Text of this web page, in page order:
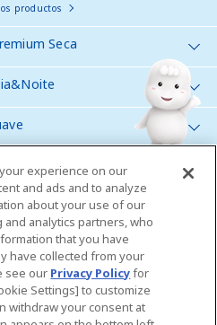
productos
Seca
Latam
Mapa do site
experience on our
and ads and to analyze
about your use of our
analytics partners, who
that you have
have collected from your
see our Privacy Policyfor
Settings] to customize
withdraw your consent at